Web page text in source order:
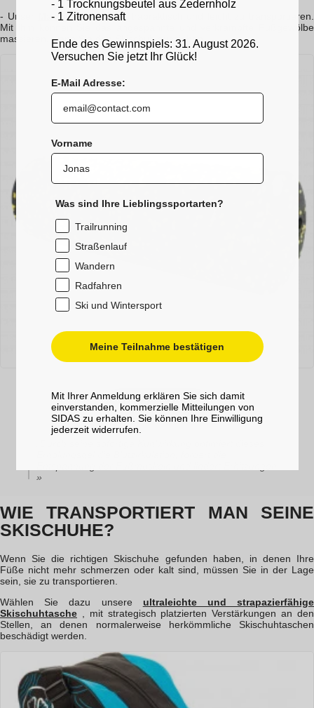
- Unser Massagerollerist ultrapraktisch und leicht zu transportieren.
Mit ihm können Sie das angespannte und verkrampfte Fußgewölbe
massieren, wenn Sie den Skischuh ausziehen.
Massageroller
»
WIE TRANSPORTIERT MAN SEINE
SKISCHUHE?
Wenn Sie die richtigen Skischuhe gefunden haben, in denen Ihre
Füße nicht mehr schmerzen oder kalt sind, müssen Sie in der Lage
sein, sie zu transportieren.
Wählen Sie dazu unsere ultraleichte und strapazierfähige
Skischuhtasche , mit strategisch platzierten Verstärkungen an den
Stellen, an denen normalerweise herkömmliche Skischuhtaschen
beschädigt werden.
- 1 Trocknungsbeutel aus Zedernholz
- 1 Zitronensaft
Ende des Gewinnspiels: 31. August 2026.
Versuchen Sie jetzt Ihr Glück!
E-Mail Adresse:
Vorname
Was sind Ihre Lieblingssportarten?
Trailrunning
Straßenlauf
Wandern
Radfahren
Ski und Wintersport
Meine Teilnahme bestätigen
Mit Ihrer Anmeldung erklären Sie sich damit
einverstanden, kommerzielle Mitteilungen von
SIDAS zu erhalten. Sie können Ihre Einwilligung
jederzeit widerrufen.